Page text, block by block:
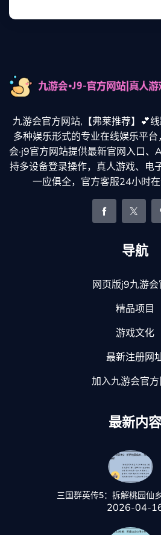
九游会官方网站,【弗莱推荐】💕
多种娱乐形式的专业在线娱乐平
会·j9官方网站提供最新官网入口、
持多设备登录操作，真人游戏、电
一应俱全，官方客服24小时在
导航
网页版j9九游会
精品项目
游戏文化
最新注册网
加入九游会官
最新内容
三国群英传5：拆解桃园仙
2026-04-